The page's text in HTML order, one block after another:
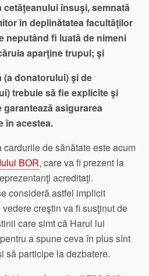
cetăţeanului însuşi, semnată
în deplinătatea facultăţilor
neputând fi luată de nimeni
aparţine trupul; şi
(a donatorului) şi de
trebuie să fie explicite şi
garantează asigurarea
în acestea.
de sănătate este acum
BOR, care va fi prezent la
acreditaţi.
consideră astfel implicit
creştin va fi susţinut de
care simt că Harul lui
a spune ceva în plus sînt
să participe la dezbatere.